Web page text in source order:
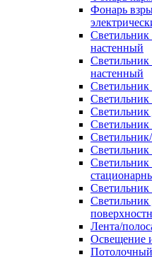
Фонарь
настенный
настенный
Светильник
Светильник
Светильник
Светильник
Светильник
Светильник
Лента/
Освещение